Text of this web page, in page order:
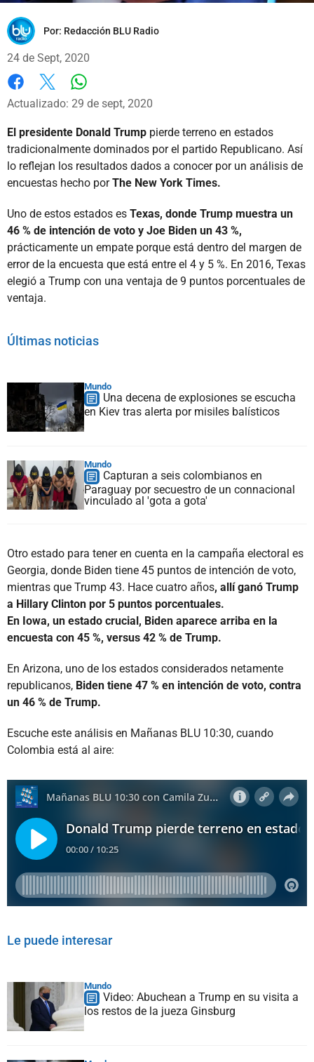
Por: Redacción BLU Radio
24 de Sept, 2020
Facebook
X
Actualizado: 29 de sept, 2020
El presidente Donald Trump pierde terreno en estados
tradicionalmente dominados por el partido Republicano. Así
lo reflejan los resultados dados a conocer por un análisis de
encuestas hecho porThe New York Times.
Uno de estos estados es Texas, donde Trump muestra un
46 % de intención de voto y Joe Biden un 43 %,
prácticamente un empate porque está dentro del margen de
error de la encuesta que está entre el 4 y 5 %. En 2016, Texas
elegió a Trump con una ventaja de 9 puntos porcentuales de
ventaja.
Últimas noticias
Mundo
Una decena de explosiones se escucha
en Kiev tras alerta por misiles balísticos
Mundo
Capturan a seis colombianos en
Paraguay por secuestro de un connacional
vinculado al 'gota a gota'
Otro estado para tener en cuenta en la campaña electoral es
Georgia, donde Biden tiene 45 puntos de intención de voto,
mientras que Trump 43. Hace cuatro años, allí ganó Trump
a Hillary Clinton por 5 puntos porcentuales.
En Iowa, un estado crucial, Biden aparece arriba en la
encuesta con 45 %, versus 42 % de Trump.
En Arizona, uno de los estados considerados netamente
republicanos, Biden tiene 47 % en intención de voto, contra
un 46 % de Trump.
Escuche este análisis en Mañanas BLU 10:30, cuando
Colombia está al aire:
Le puede interesar
Mundo
Video: Abuchean a Trump en su visita a
los restos de la jueza Ginsburg